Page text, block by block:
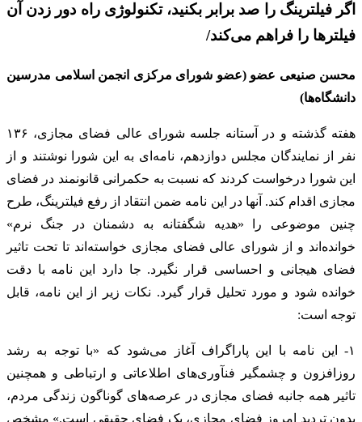
اگر فیلترینگ را صد برابر بکنید، تکنولوژی راه دور زدن آن
فیلترها را فراهم می‌کند/
محسن صنیعی عضو (عضو شورای مرکزی انجمن اسلامی مدرسین
دانشگاه‌ها)
هفته گذشته و در آستانه جلسه شورای عالی فضای مجازی، ۱۳۶
نفر از نمایندگان مجلس دوازدهم، نامه‌ای به این شورا نوشتند و از
این شورا درخواست کردند که نسبت به حکمرانی قانونمند در فضای
مجازی اقدام کند. آنها در این نامه ضمن انتقاد از رفع فیلترینگ، طرح
چنین موضوعی را «هدیه شگفتانه به دشمنان در جنگ نرم»
خوانده‌اند و از شورای عالی فضای مجازی خواسته‌اند تا تحت تاثیر
فضای هیجانی و احساسی قرار نگیرد. جا دارد این نامه با دقت
خوانده شود و مورد تحلیل قرار گیرد. نکات زیر از این نامه، قابل
توجه است:
۱- این نامه با این پاراگراف آغاز می‌شود که «با توجه به رشد
روزافزون و چشمگیر فنآوری‌های اطلاعاتی و ارتباطی و همچنین
تاثیر همه جانبه فضای مجازی در عرصه‌های گوناگون زندگی مردم،
بدون تردید امروز فضای مجازی، یک فضای حقیقی است.» مشخص